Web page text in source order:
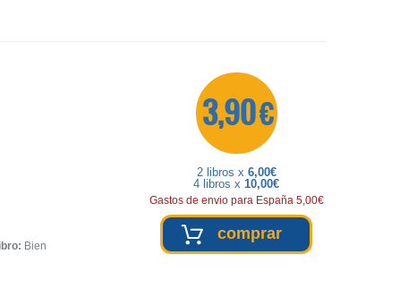
Bien
3,90 €
2 libros x 6,00€
4 libros x 10,00€
Gastos de envio para España 5,00€
comprar